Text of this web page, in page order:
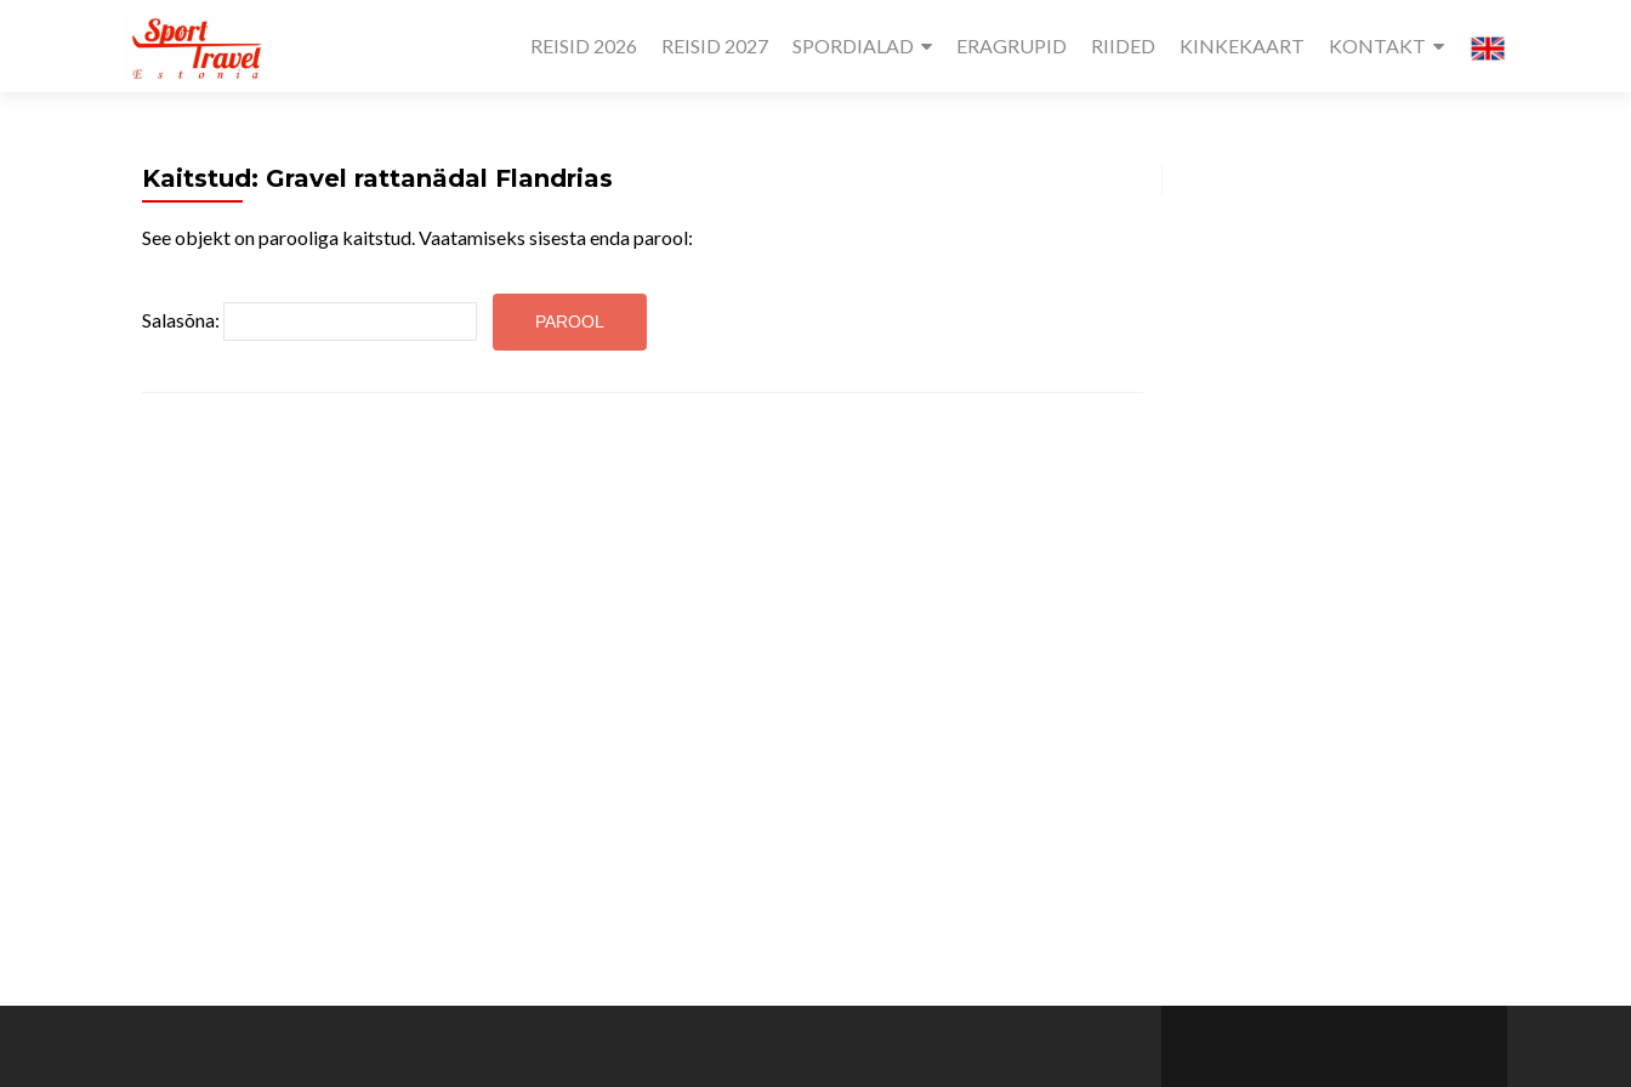
REISID 2026 REISID 2027 SPORDIALAD ERAGRUPID RIIDED KINKEKAART KONTAKT
Kaitstud: Gravel rattanädal Flandrias
See objekt on parooliga kaitstud. Vaatamiseks sisesta enda parool:
Salasõna: